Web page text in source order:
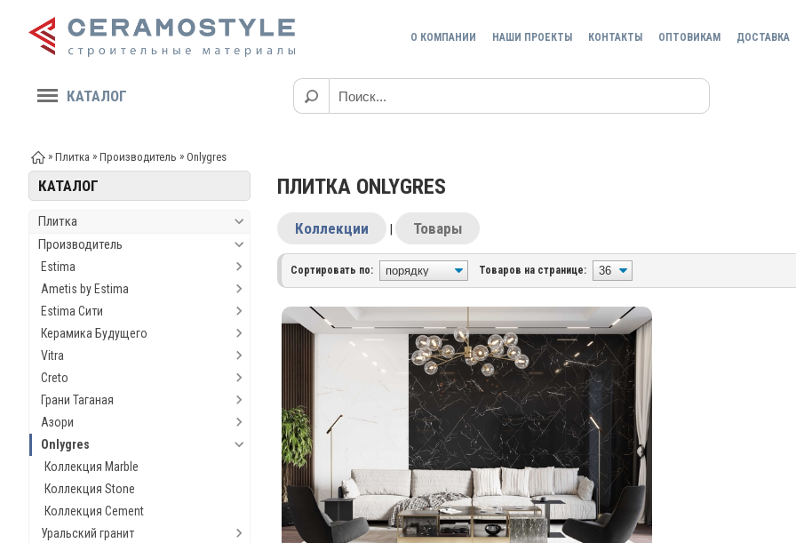
О КОМПАНИИ НАШИ ПРОЕКТЫ КОНТАКТЫ ОПТОВИКАМ ДОСТАВКА
КАТАЛОГ
» Плитка » Производитель » Onlygres
КАТАЛОГ
Плитка
Производитель
Estima
Ametis by Estima
Estima Сити
Керамика Будущего
Vitra
Creto
Грани Таганая
Азори
Onlygres
Коллекция Marble
Коллекция Stone
Коллекция Cement
Уральский гранит
ПЛИТКА ONLYGRES
Коллекции | Товары
Сортировать по: Товаров на странице: